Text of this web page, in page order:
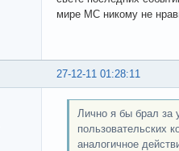
мире МС никому не
27-12-11 01:28:11
Лично я бы брал за
пользовательских
аналогичное